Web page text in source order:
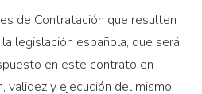
de Contratación que resulten
legislación española, que será
en este contrato en
validez y ejecución del mismo.